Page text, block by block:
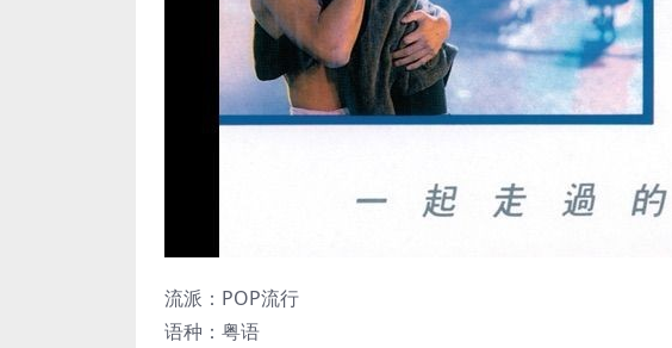
流派：POP流行
语种：粤语